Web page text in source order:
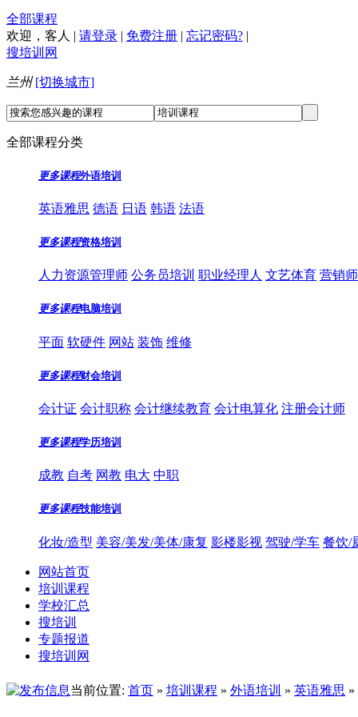
全部课程
欢迎， 客人 | 请登录 | 免费注册 | 忘记密码? |
搜培训网
兰州 [切换城市]
全部课程分类
更多课程外语培训
英语雅思 德语 日语 韩语 法语
更多课程资格培训
人力资源管理师 公务员培训 职业经理人 文艺体育 营销
更多课程电脑培训
平面 软硬件 网站 装饰 维修
更多课程财会培训
会计证 会计职称 会计继续教育 会计电算化 注册会计师
更多课程学历培训
成教 自考 网教 电大 中职
更多课程技能培训
化妆/造型 美容/美发/美体/康复 影楼影视 驾驶/学车 餐饮/
网站首页
培训课程
学校汇总
搜培训
专题报道
搜培训网
当前位置: 首页 » 培训课程 » 外语培训 » 英语雅思 »